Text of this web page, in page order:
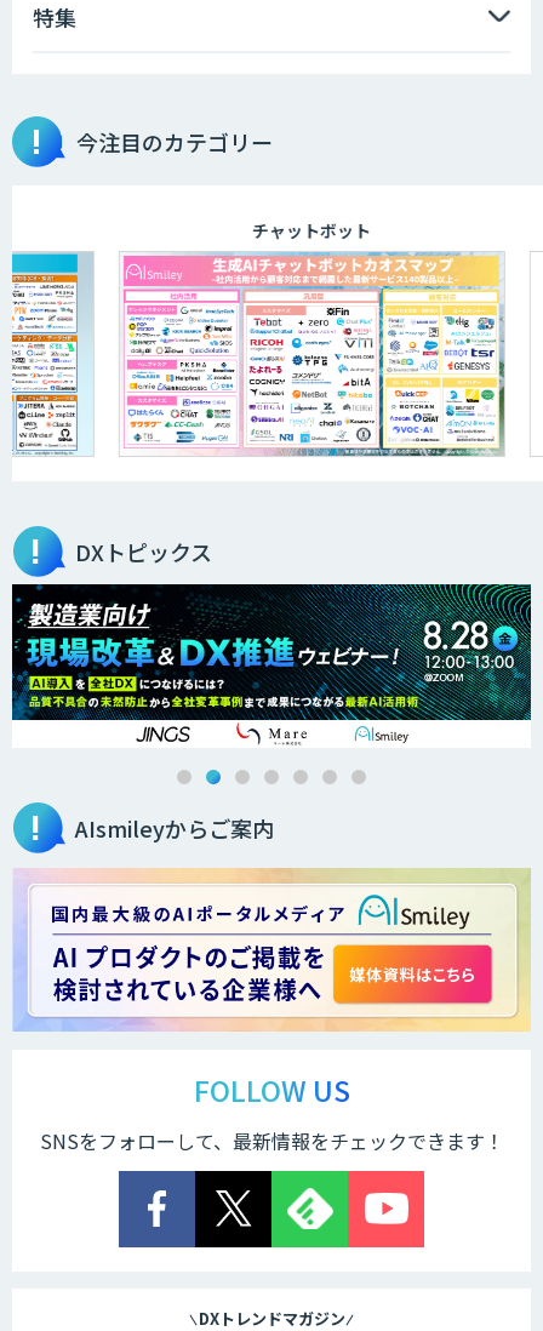
Microcosm×AIエンジニアでオンプレミ
スのAI導入支援サービス
secondz Agentsense
Smart Search
2層ナレッジ×AIで顧客コミュニケーシ
ョンを効率化「ZEROCK」
＜Dify活用＞AIエージェントDRIVE
WARP NEXT
Explaza 生成AI Partner｜ 顧客対応・接
客 特化
Dify開発支援
特集
今注目のカテゴリー
チャットボット
DXトピックス
AIsmileyからご案内
FOLLOW US
SNSをフォローして、最新情報をチェックできます！
DXトレンドマガジン